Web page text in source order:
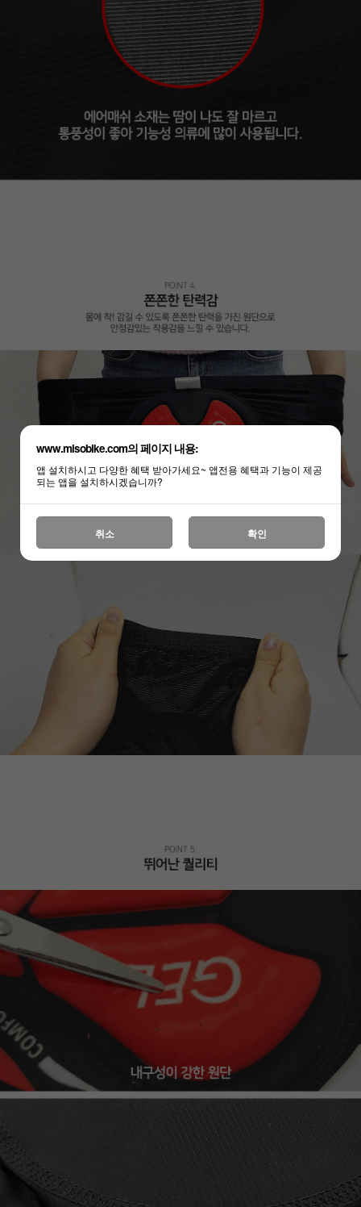
www.misobike.com의 페이지 내용:
앱 설치하시고 다양한 혜택 받아가세요~ 앱전용 혜택과 기능이 제공
되는 앱을 설치하시겠습니까?
취소 확인